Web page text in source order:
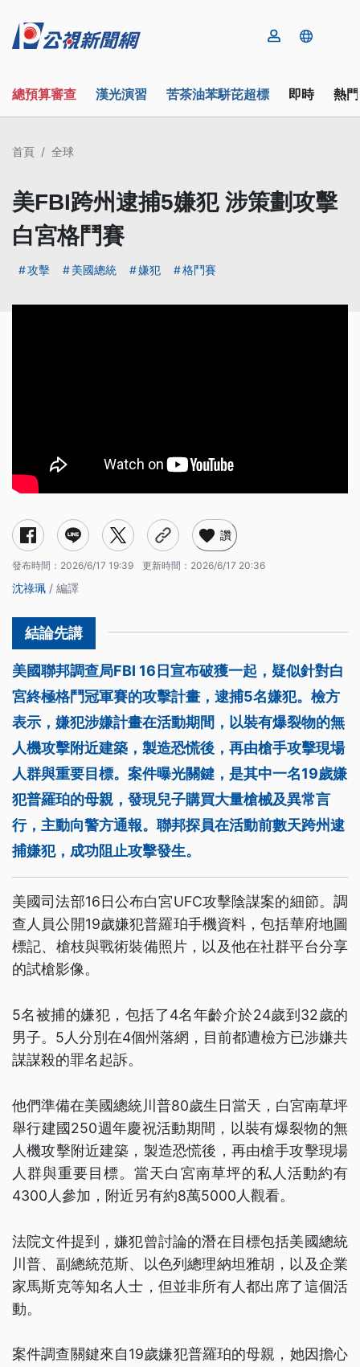
總預算審查 漢光演習 苦茶油苯駢芘超標 即時 熱
首頁 全球
美FBI跨州逮捕5嫌犯 涉策劃攻擊
白宮格鬥賽
攻擊 美國總統 嫌犯 格鬥賽
讚
發布時間： 2026/6/17 19:39 更新時間： 2026/6/17 20:36
沈祿珮 / 編譯
美國聯邦調查局FBI 16日宣布破獲一起，疑似針對白
宮終極格鬥冠軍賽的攻擊計畫，逮捕5名嫌犯。檢方
表示，嫌犯涉嫌計畫在活動期間，以裝有爆裂物的無
人機攻擊附近建築，製造恐慌後，再由槍手攻擊現場
人群與重要目標。案件曝光關鍵，是其中一名19歲嫌
犯普羅珀的母親，發現兒子購買大量槍械及異常言
行，主動向警方通報。聯邦探員在活動前數天跨州逮
捕嫌犯，成功阻止攻擊發生。
美國司法部16日公布白宮UFC攻擊陰謀案的細節。調
查人員公開19歲嫌犯普羅珀手機資料，包括華府地圖
標記、槍枝與戰術裝備照片，以及他在社群平台分享
的試槍影像。
5名被捕的嫌犯，包括了4名年齡介於24歲到32歲的
男子。5人分別在4個州落網，目前都遭檢方已涉嫌共
謀謀殺的罪名起訴。
他們準備在美國總統川普80歲生日當天，白宮南草坪
舉行建國250週年慶祝活動期間，以裝有爆裂物的無
人機攻擊附近建築，製造恐慌後，再由槍手攻擊現場
人群與重要目標。當天白宮南草坪的私人活動約有
4300人參加，附近另有約8萬5000人觀看。
法院文件提到，嫌犯曾討論的潛在目標包括美國總統
川普、副總統范斯、以色列總理納坦雅胡，以及企業
家馬斯克等知名人士，但並非所有人都出席了這個活
動。
案件調查關鍵來自19歲嫌犯普羅珀的母親，她因擔心